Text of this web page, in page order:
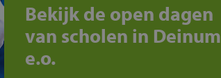
Bekijk de open dagen
van scholen in Deinum
e.o.